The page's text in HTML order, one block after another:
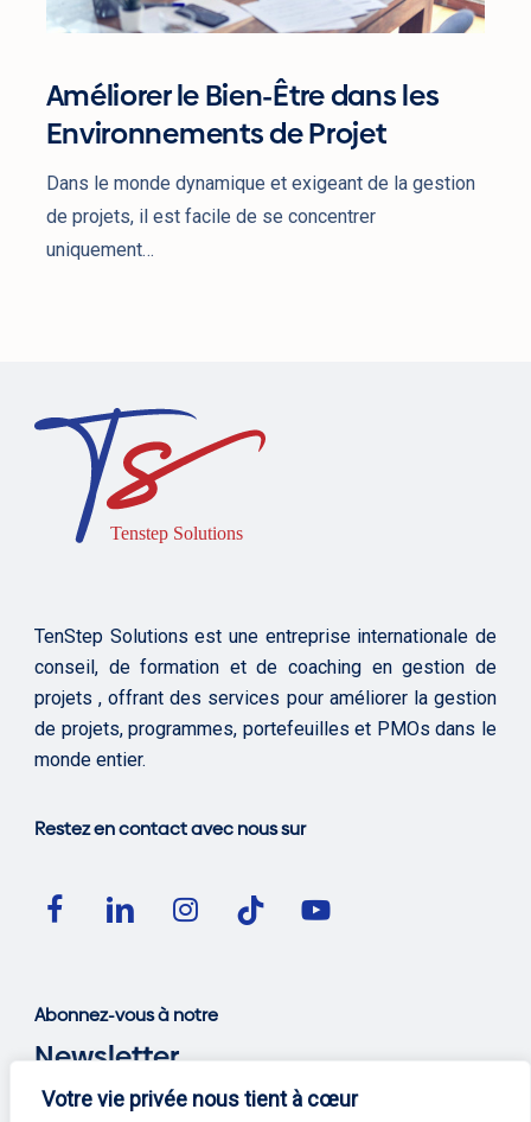
Votre vie privée nous tient à cœur
Projet
Améliorer le Bien-Être dans les
Environnements de Projet
Dans le monde dynamique et exigeant de la gestion
de projets, il est facile de se concentrer
uniquement…
TenStep Solutions est une entreprise internationale de
conseil, de formation et de coaching en gestion de
projets , offrant des services pour améliorer la gestion
de projets, programmes, portefeuilles et PMOs dans le
monde entier.
Restez en contact avec nous sur
Abonnez-vous à notre
Newsletter